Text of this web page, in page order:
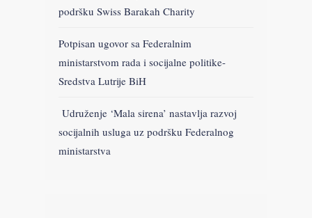
podršku Swiss Barakah Charity
Potpisan ugovor sa Federalnim
ministarstvom rada i socijalne politike-
Sredstva Lutrije BiH
Udruženje ‘Mala sirena’ nastavlja razvoj
socijalnih usluga uz podršku Federalnog
ministarstva